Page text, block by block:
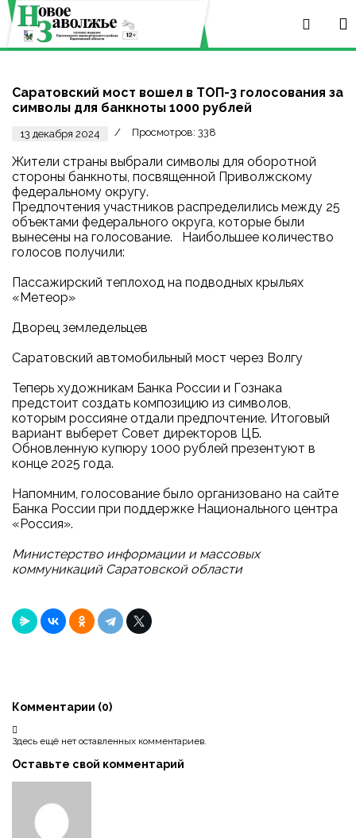
Саратовский мост вошел в ТОП-3 голосования за
символы для банкноты 1000 рублей
13 декабря 2024 Просмотров: 338
Жители страны выбрали символы для оборотной
стороны банкноты, посвященной Приволжскому
федеральному округу.
Предпочтения участников распределились между 25
объектами федерального округа, которые были
вынесены на голосование. Наибольшее количество
голосов получили:
Пассажирский теплоход на подводных крыльях
«Метеор»
Дворец земледельцев
Саратовский автомобильный мост через Волгу
Теперь художникам Банка России и Гознака
предстоит создать композицию из символов,
которым россияне отдали предпочтение. Итоговый
вариант выберет Совет директоров ЦБ.
Обновленную купюру 1000 рублей презентуют в
конце 2025 года.
Напомним, голосование было организовано на сайте
Банка России при поддержке Национального центра
«Россия».
Министерство информации и массовых
коммуникаций Саратовской области
Комментарии (0)
Здесь ещё нет оставленных комментариев.
Оставьте свой комментарий